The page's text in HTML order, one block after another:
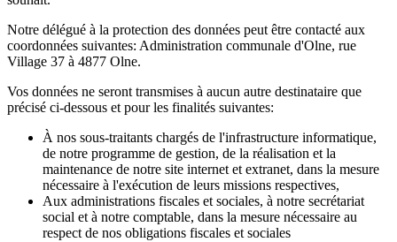
Notre délégué à la protection des données peut être contacté aux
coordonnées suivantes: Administration communale d'Olne, rue
Village 37 à 4877 Olne.
Vos données ne seront transmises à aucun autre destinataire que
précisé ci-dessous et pour les finalités suivantes:
À nos sous-traitants chargés de l'infrastructure informatique,
de notre programme de gestion, de la réalisation et la
maintenance de notre site internet et extranet, dans la mesure
nécessaire à l'exécution de leurs missions respectives,
Aux administrations fiscales et sociales, à notre secrétariat
social et à notre comptable, dans la mesure nécessaire au
respect de nos obligations fiscales et sociales